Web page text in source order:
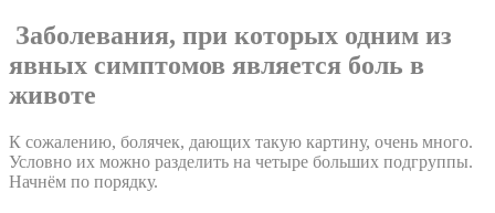
Заболевания, при которых одним из
явных симптомов является боль в
животе
К сожалению, болячек, дающих такую картину, очень много.
Условно их можно разделить на четыре больших подгруппы.
Начнём по порядку.